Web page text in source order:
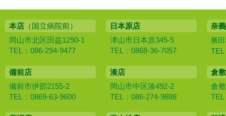
本店 （国立病院前）
岡山市北区田益1290-1
TEL：086-294-9477
日本原店
津山市日本原345-5
TEL：0868-36-7057
奈
勝
TEL
備前店
備前市伊部2155-2
TEL：0869-63-9600
湊店
岡山市中区湊492-2
TEL：086-274-9888
倉
倉
TEL